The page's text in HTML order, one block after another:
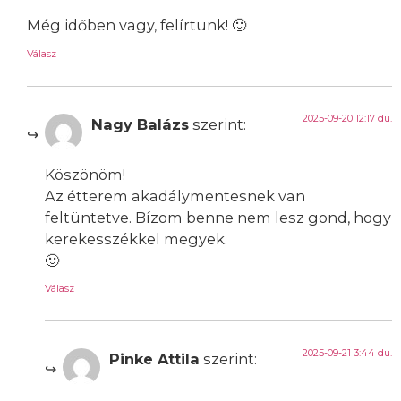
Még időben vagy, felírtunk! 🙂
Válasz
Nagy Balázs szerint: 2025-09-20 12:17 du.
Köszönöm!
Az étterem akadálymentesnek van
feltüntetve. Bízom benne nem lesz gond, hogy
kerekesszékkel megyek.
🙂
Válasz
Pinke Attila szerint: 2025-09-21 3:44 du.